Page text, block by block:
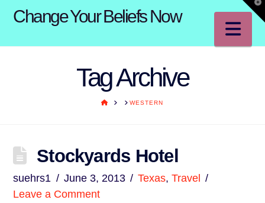
Change Your Beliefs Now
Tag Archive
HOME WESTERN
Stockyards Hotel
suehrs1 June 3, 2013 Texas, Travel
Leave a Comment